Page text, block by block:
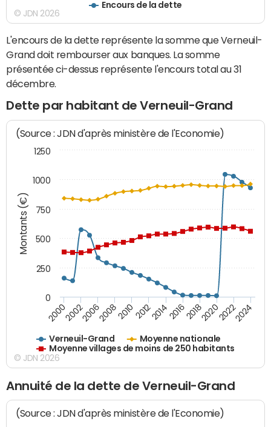
Encours de la dette
© JDN 2026
L'encours de la dette représente la somme que Verneuil-
Grand doit rembourser aux banques. La somme
présentée ci-dessus représente l'encours total au 31
décembre.
Dette par habitant de Verneuil-Grand
Montants (€)
(Source : JDN d'après ministère de l'Economie)
Verneuil-Grand
Moyenne nationale
Moyenne villages de moins de 250 habitants
200020022006200820102012201420162018202020222024
0
250
500
750
1000
1250
© JDN 2026
Annuité de la dette de Verneuil-Grand
(Source : JDN d'après ministère de l'Economie)